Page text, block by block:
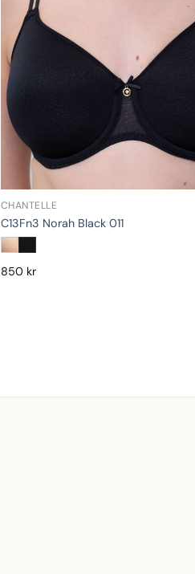
CHANTELLE
C13Fn3 Norah Black 011
850 kr